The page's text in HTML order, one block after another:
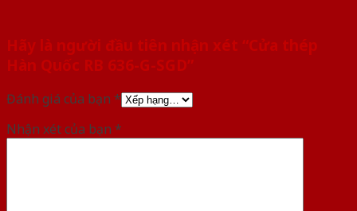
Hãy là người đầu tiên nhận xét “Cửa thép
Hàn Quốc RB 636-G-SGD”
Đánh giá của bạn *
Nhận xét của bạn *